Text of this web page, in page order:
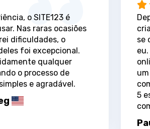
o SITE123 é
Nas raras ocasiões
dificuldades, o
foi excepcional.
qualquer
o processo de
e agradável.
se
5